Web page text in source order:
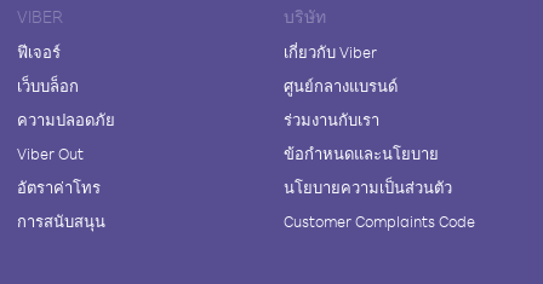
VIBER
ฟีเจอร์
เว็บบล็อก
ความปลอดภัย
Viber Out
อัตราค่าโทร
การสนับสนุน
บริษัท
เกี่ยวกับ Viber
ศูนย์กลางแบรนด์
ร่วมงานกับเรา
ข้อกำหนดและนโยบาย
นโยบายความเป็นส่วนตัว
Customer Complaints Code